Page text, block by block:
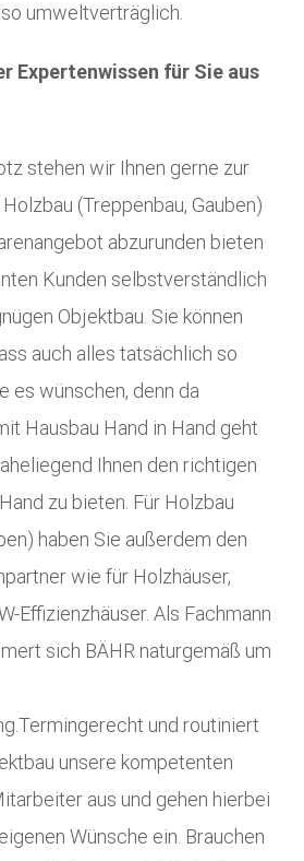
umweltverträglich.
Expertenwissen für Sie aus
stehen wir Ihnen gerne zur
(Treppenbau, Gauben)
abzurunden bieten
Kunden selbstverständlich
Objektbau. Sie können
auch alles tatsächlich so
es wünschen, denn da
Hausbau Hand in Hand geht
Ihnen den richtigen
zu bieten. Für Holzbau
haben Sie außerdem den
wie für Holzhäuser,
Effizienzhäuser. Als Fachmann
sich BÄHR naturgemäß um
und routiniert
unsere kompetenten
aus und gehen hierbei
Wünsche ein. Brauchen